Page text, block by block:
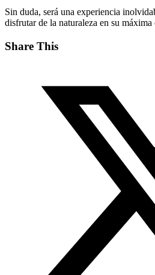
Sin duda, será una experiencia
disfrutar de la naturaleza en su máxima
Share This